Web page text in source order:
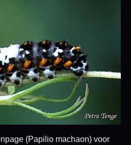
(Papilio machaon) voor